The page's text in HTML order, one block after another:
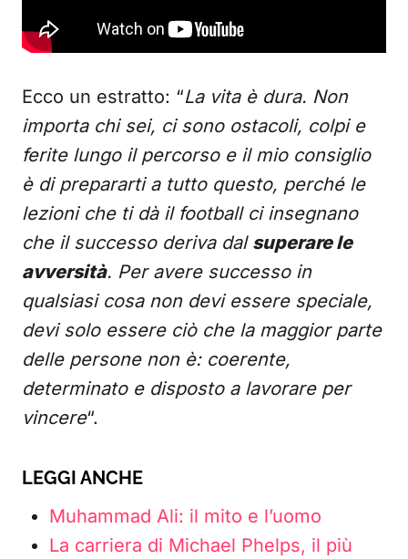
Ecco un estratto: “La vita è dura. Non
importa chi sei, ci sono ostacoli, colpi e
ferite lungo il percorso e il mio consiglio
è di prepararti a tutto questo, perché le
lezioni che ti dà il football ci insegnano
che il successo deriva dal superare le
avversità. Per avere successo in
qualsiasi cosa non devi essere speciale,
devi solo essere ciò che la maggior parte
delle persone non è: coerente,
determinato e disposto a lavorare per
vincere“.
LEGGI ANCHE
Muhammad Ali: il mito e l’uomo
La carriera di Michael Phelps, il più